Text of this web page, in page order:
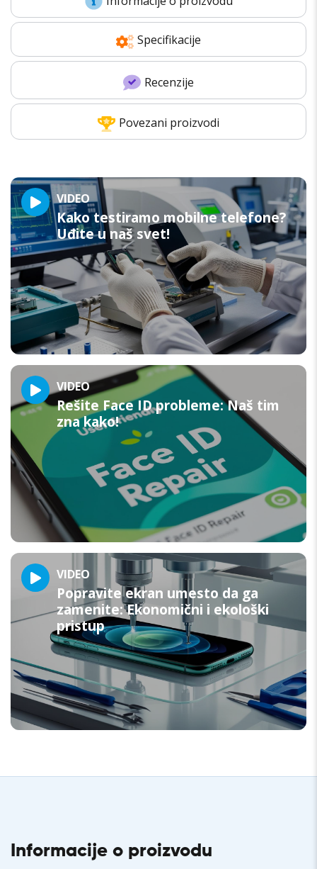
Specifikacije
Recenzije
Povezani proizvodi
VIDEO
Kako testiramo mobilne telefone?
Uđite u naš svet!
VIDEO
Rešite Face ID probleme: Naš tim
zna kako!
VIDEO
Popravite ekran umesto da ga
zamenite: Ekonomični i ekološki
pristup
Informacije o proizvodu